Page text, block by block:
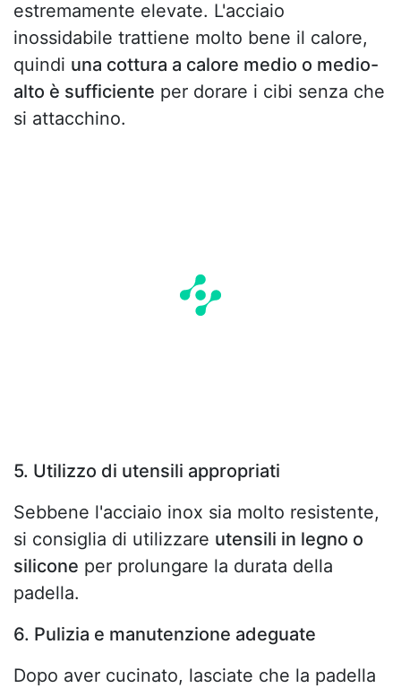
estremamente elevate. L'acciaio
inossidabile trattiene molto bene il calore,
quindi una cottura a calore medio o medio-
alto è sufficiente per dorare i cibi senza che
si attacchino.
5. Utilizzo di utensili appropriati
Sebbene l'acciaio inox sia molto resistente,
si consiglia di utilizzare utensili in legno o
silicone per prolungare la durata della
padella.
6. Pulizia e manutenzione adeguate
Dopo aver cucinato, lasciate che la padella